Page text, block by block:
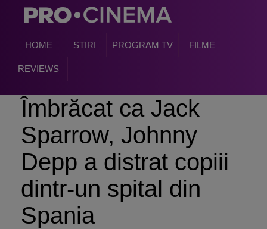
HOME STIRI PROGRAM TV FILME
REVIEWS
Îmbrăcat ca Jack
Sparrow, Johnny
Depp a distrat copiii
dintr-un spital din
Spania